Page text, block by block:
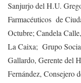
Sanjurjo del H.U.
Farmacéuticos de
Octubre; Candela
La Caixa; Grupo
Gallardo, Gerente del
Fernández, Consejero